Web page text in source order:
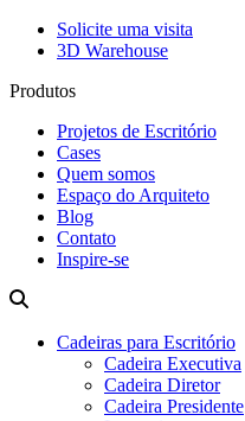
Solicite uma visita
3D Warehouse
Produtos
Projetos de Escritório
Cases
Quem somos
Espaço do Arquiteto
Blog
Contato
Inspire-se
Cadeiras para Escritório
Cadeira Executiva
Cadeira Diretor
Cadeira Presidente